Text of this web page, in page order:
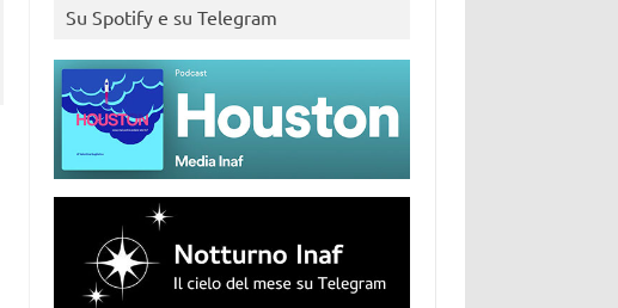
Su Spotify e su Telegram